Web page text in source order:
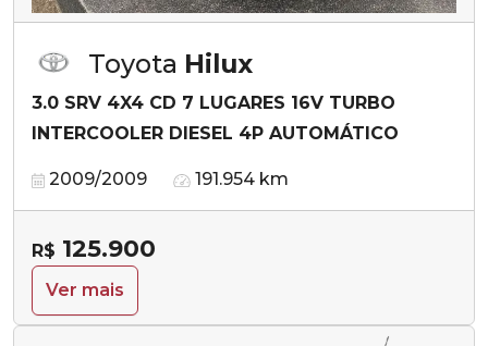
Toyota Hilux
3.0 SRV 4X4 CD 7 LUGARES 16V TURBO
INTERCOOLER DIESEL 4P AUTOMÁTICO
2009/2009 191.954 km
R$ 125.900
Ver mais